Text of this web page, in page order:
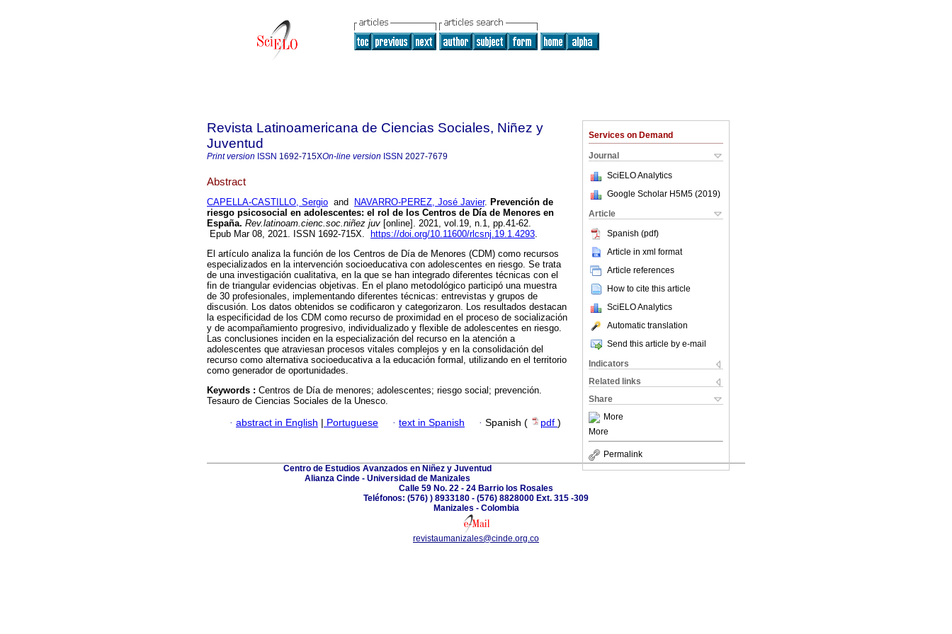
Services on Demand
Journal
SciELO Analytics
Google Scholar H5M5 (2019)
Article
Spanish (pdf)
Article in xml format
Article references
How to cite this article
SciELO Analytics
Automatic translation
Send this article by e-mail
Indicators
Related links
Share
More
More
Permalink
Revista Latinoamericana de Ciencias Sociales, Niñez y
Juventud
Print version ISSN 1692-715XOn-line version ISSN 2027-7679
Abstract
CAPELLA-CASTILLO, Sergio and NAVARRO-PEREZ, José Javier. Prevención de
riesgo psicosocial en adolescentes: el rol de los Centros de Día de Menores en
España. Rev.latinoam.cienc.soc.niñez juv [online]. 2021, vol.19, n.1, pp.41-62.
Epub Mar 08, 2021. ISSN 1692-715X.
https://doi.org/10.11600/rlcsnj.19.1.4293.
El artículo analiza la función de los Centros de Día de Menores (CDM) como recursos
especializados en la intervención socioeducativa con adolescentes en riesgo. Se trata
de una investigación cualitativa, en la que se han integrado diferentes técnicas con el
fin de triangular evidencias objetivas. En el plano metodológico participó una muestra
de 30 profesionales, implementando diferentes técnicas: entrevistas y grupos de
discusión. Los datos obtenidos se codificaron y categorizaron. Los resultados destacan
la especificidad de los CDM como recurso de proximidad en el proceso de socialización
y de acompañamiento progresivo, individualizado y flexible de adolescentes en riesgo.
Las conclusiones inciden en la especialización del recurso en la atención a
adolescentes que atraviesan procesos vitales complejos y en la consolidación del
recurso como alternativa socioeducativa a la educación formal, utilizando en el territorio
como generador de oportunidades.
Keywords : Centros de Día de menores; adolescentes; riesgo social; prevención.
Tesauro de Ciencias Sociales de la Unesco.
· abstract in English | Portuguese · text in Spanish · Spanish ( pdf )
Centro de Estudios Avanzados en Niñez y Juventud
Alianza Cinde - Universidad de Manizales
Calle 59 No. 22 - 24 Barrio los Rosales
Teléfonos: (576) ) 8933180 - (576) 8828000 Ext. 315 -309
Manizales - Colombia
revistaumanizales@cinde.org.co